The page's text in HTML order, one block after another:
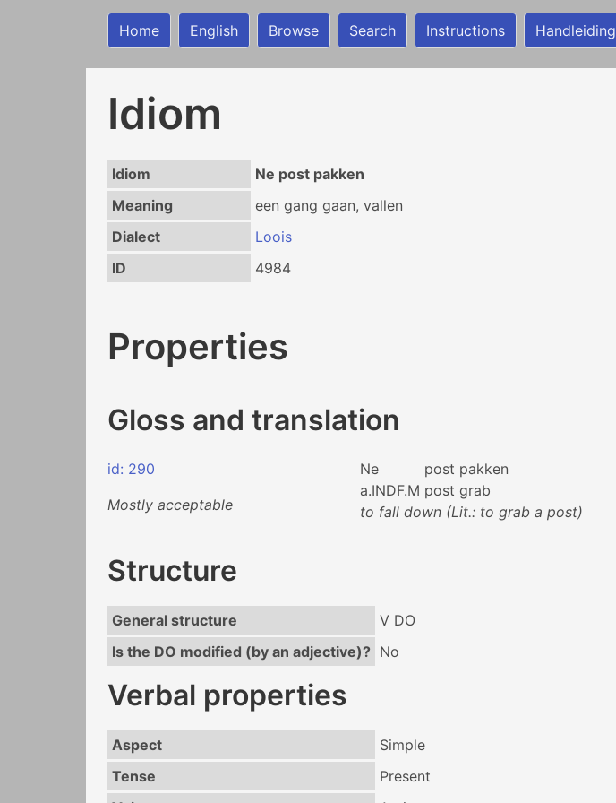
Home English Browse Search Instructions Handleiding
Idiom
Idiom
Ne post pakken
Meaning
een gang gaan, vallen
Dialect
Loois
ID
4984
Properties
Gloss and translation
id: 290
Mostly acceptable
Ne
a.INDF.M
post
post
pakken
grab
to fall down (Lit.: to grab a post)
Structure
General structure
V DO
Is the DO modified (by an adjective)? No
Verbal properties
Aspect
Simple
Tense
Present